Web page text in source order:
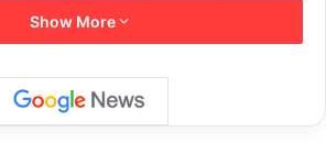
में पहुँच गई। बिचौलियों की समाप्ति और समयबद्ध
सशक्त बनाया कि उन्होंने अपनी जमा पूंजी से नया
कि धान खरीदी व्यवस्था बहुत अच्छी
Show More